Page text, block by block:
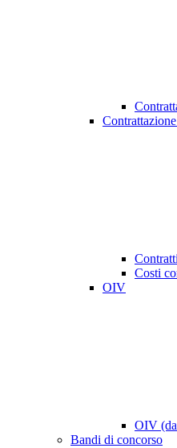
Costi
OIV
OIV
Bandi di concorso